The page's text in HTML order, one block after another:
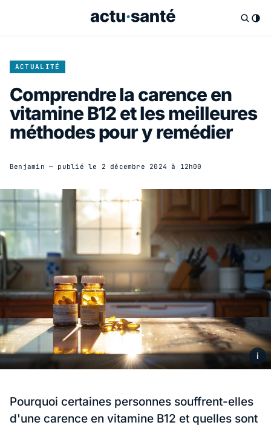
ACTUALITÉ
Comprendre la carence en
vitamine B12 et les meilleures
méthodes pour y remédier
Benjamin — publié le 2 décembre 2024 à 12h00
i
Pourquoi certaines personnes souffrent-elles
d'une carence en vitamine B12 et quelles sont